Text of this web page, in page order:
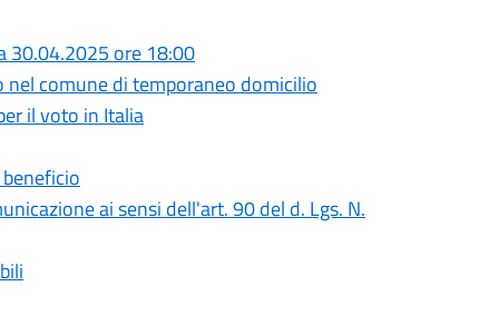
30.04.2025 ore 18:00
comune di temporaneo domicilio
il voto in Italia
ai sensi dell'art. 90 del d. Lgs. N.